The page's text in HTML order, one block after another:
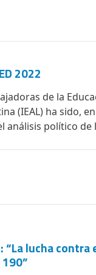
2022
de la
(IEAL) ha sido,
análisis político de
lucha contra